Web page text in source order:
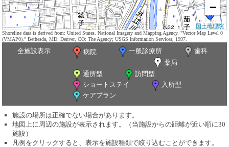
−
国土地理院
Shoreline data is derived from: United States. National Imagery and Mapping Agency. "Vector Map Level 0
(VMAP0)." Bethesda, MD: Denver, CO: The Agency; USGS Information Services, 1997.
全施設表示 病院 一般診療所
歯科
薬局
通所型
訪問型
ショートステイ
入所型
ケアプラン
施設の場所は正確でない場合があります。
地図上に周辺の施設が表示されます。（当施設からの距離が近い順に30
施設）
凡例をクリックすると、表示を施設種類で絞り込むことができます。